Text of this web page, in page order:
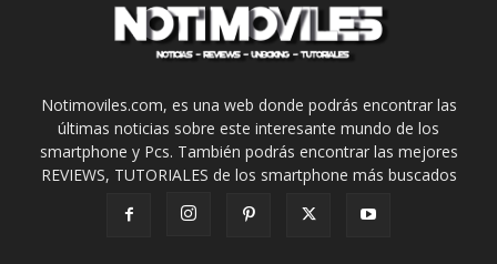
Notimoviles.com, es una web donde podrás encontrar las
últimas noticias sobre este interesante mundo de los
smartphone y Pcs. También podrás encontrar las mejores
REVIEWS, TUTORIALES de los smartphone más buscados